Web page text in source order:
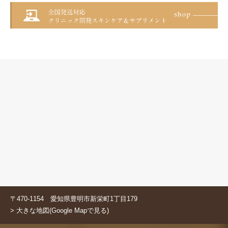
〒470-1154 愛知県豊明市新栄町1丁目179
> 大きな地図(Google Mapで見る)